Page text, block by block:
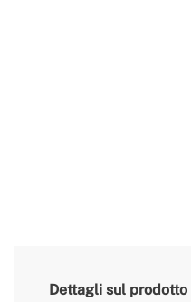
Dettagli sul prodotto